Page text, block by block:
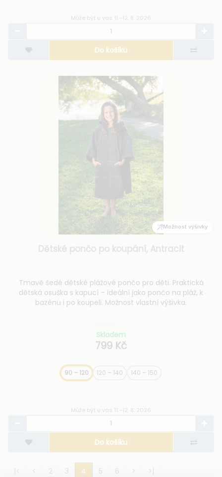
Může být u vás 11.–12. 8. 2026
Do košíku
Možnost výšivky
Dětské pončo po koupání, Antracit
Tmavě šedé dětské plážové pončo pro děti. Praktická
dětská osuška s kapucí – ideální jako pončo na pláž, k
bazénu i po koupeli. Možnost vlastní výšivka.
Skladem
799 Kč
90 – 120 120 – 140 140 – 150
Může být u vás 11.–12. 8. 2026
Do košíku
|< < 2 3 4 5 6 > >|